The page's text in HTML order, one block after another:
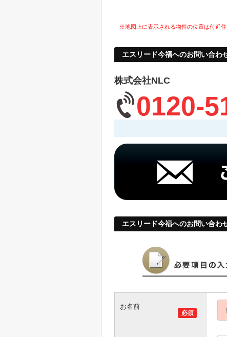
※地図上に表示される物件の位置は付近
エスリード今福へのお問い合わ
株式会社NLC
0120-
エスリード今福へのお問い合わ
必須
お名前